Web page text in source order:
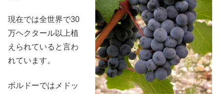
現在では全世界で30
万ヘクタール以上植
えられていると言わ
れています。
ボルドーではメドッ